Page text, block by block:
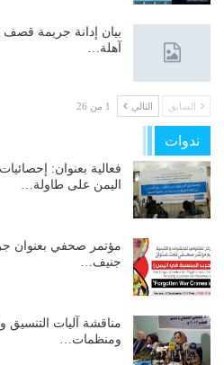
بيان إدانة جريمة قصف
آهلة…
السابق التالي 1 من 26
ندوات
اليمن على طاولة…
مؤتمر صحفي بعنوان
جنيف…
مناقشة آليات التنسيق
ومنظمات…